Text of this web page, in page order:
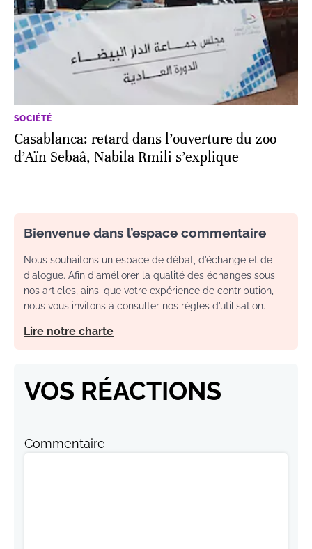
SOCIÉTÉ
Casablanca: retard dans l’ouverture du zoo
d’Aïn Sebaâ, Nabila Rmili s’explique
Bienvenue dans l’espace commentaire
Nous souhaitons un espace de débat, d’échange et de
dialogue. Afin d'améliorer la qualité des échanges sous
nos articles, ainsi que votre expérience de contribution,
nous vous invitons à consulter nos règles d’utilisation.
Lire notre charte
VOS RÉACTIONS
Commentaire